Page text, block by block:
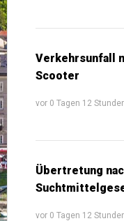
Verkehrsunfall
Scooter
vor 0 Tagen 12
Übertretung
vor 0 Tagen 12